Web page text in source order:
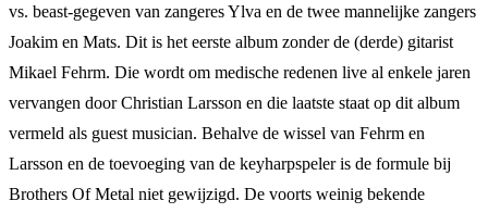
vs. beast-gegeven van zangeres Ylva en de twee mannelijke zangers
Joakim en Mats. Dit is het eerste album zonder de (derde) gitarist
Mikael Fehrm. Die wordt om medische redenen live al enkele jaren
vervangen door Christian Larsson en die laatste staat op dit album
vermeld als guest musician. Behalve de wissel van Fehrm en
Larsson en de toevoeging van de keyharpspeler is de formule bij
Brothers Of Metal niet gewijzigd. De voorts weinig bekende